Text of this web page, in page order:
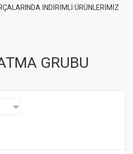
İNDİRİMLİ ÜRÜNLERİMİZ
GRUBU